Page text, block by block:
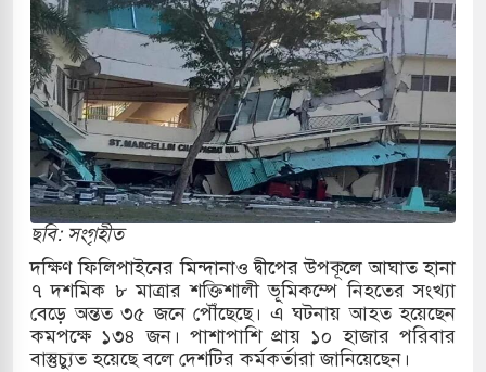
দক্ষিণ কোরিয়ার বন্দি ২৫ শতাংশ বেড়েছে
থাকুক বা না থাকুক, ইরানে একক সামরিক পদক্ষেপের
জুমার বয়ান ও নামাজ পড়াবেন দেওবন্দের
ছাড়লেন জনপ্রিয় ভারতীয় সাংবাদিক ময়ূখ রঞ্জন
ছবি: সংগৃহীত
দক্ষিণ ফিলিপাইনের মিন্দানাও দ্বীপের উপকূলে আঘাত হানা
৭ দশমিক ৮ মাত্রার শক্তিশালী ভূমিকম্পে নিহতের সংখ্যা
বেড়ে অন্তত ৩৫ জনে পৌঁছেছে। এ ঘটনায় আহত হয়েছেন
কমপক্ষে ১৩৪ জন। পাশাপাশি প্রায় ১০ হাজার পরিবার
বাস্তুচ্যুত হয়েছে বলে দেশটির কর্মকর্তারা জানিয়েছেন।